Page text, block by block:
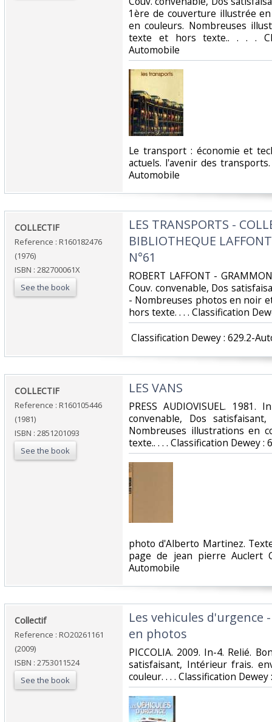
1ère de couverture illustrée
en couleurs. Nombreuses
texte et hors texte.. . . .
Automobile‎
‎Le transport : économie et
actuels. l'avenir des
Automobile‎
‎COLLECTIF‎
Reference : R160182476
(1976)
ISBN : 282700061X
See the book
‎LES TRANSPORTS -
BIBLIOTHEQUE
N°61‎
‎ROBERT LAFFONT -
Couv. convenable, Dos
- Nombreuses photos en noir
hors texte. . . . Classification
Classification Dewey : 629.2-
‎COLLECTIF‎
Reference : R160105446
(1981)
ISBN : 2851201093
See the book
‎LES VANS‎
‎PRESS AUDIOVISUEL.
convenable, Dos
Nombreuses illustrations en
texte.. . . . Classification Dewey :
‎photo d'Alberto Martinez.
page de jean pierre Auclert
Automobile‎
‎Collectif‎
Reference : RO20261161
(2009)
ISBN : 2753011524
See the book
‎Les vehicules d'urgence
en photos‎
‎PICCOLIA. 2009. In-4. Relié.
satisfaisant, Intérieur frais.
couleur. . . . Classification